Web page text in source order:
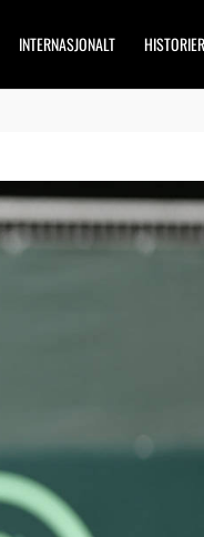
INTERNASJONALT HISTORIER